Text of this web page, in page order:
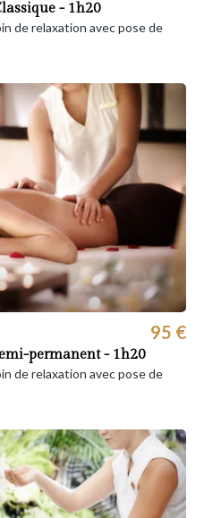
- 1h20
de relaxation avec pose de
permanent - 1h20
95 €
de relaxation avec pose de